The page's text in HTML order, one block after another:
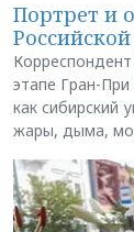
Портрет и
этапе Гран-
как сибирский
жары, дыма,